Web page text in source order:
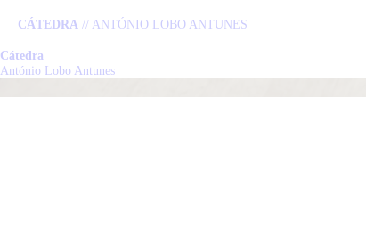
CÁTEDRA // ANTÓNIO LOBO ANTUNES
Cátedra
António Lobo Antunes